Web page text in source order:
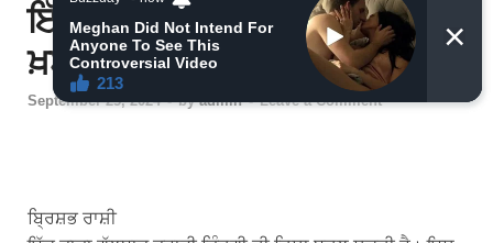
ਇੱਕ ਵੱਡਾ ਹੁਕਮ ਦਿੱਤਾ, ਬਹੁਤ ਚੰਗੀ
ਖ਼ਬਰ। ਵੱਡੀ ਖਬਰ
September 25, 2024-byadmin-Leave a Comment
ਬ੍ਰਿਸ਼ਭ ਰਾਸ਼ੀ